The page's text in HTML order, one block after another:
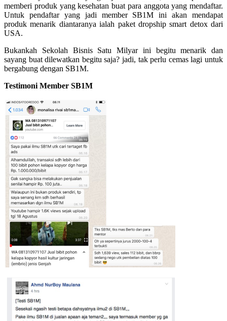
memberi produk yang kesehatan buat para anggota yang mendaftar.
Untuk pendaftar yang jadi member SB1M ini akan mendapat
produk menarik diantaranya ialah paket dropship smart detox dari
USA.
Bukankah Sekolah Bisnis Satu Milyar ini begitu menarik dan
sayang buat dilewatkan begitu saja? jadi, tak perlu cemas lagi untuk
bergabung dengan SB1M.
Testimoni Member SB1M